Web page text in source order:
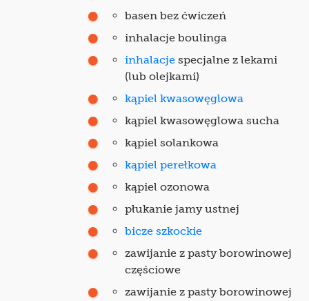
basen bez ćwiczeń
inhalacje boulinga
inhalacje specjalne z lekami
(lub olejkami)
kąpiel kwasowęglowa
kąpiel kwasowęglowa sucha
kąpiel solankowa
kąpiel perełkowa
kąpiel ozonowa
płukanie jamy ustnej
bicze szkockie
zawijanie z pasty borowinowej
częściowe
zawijanie z pasty borowinowej